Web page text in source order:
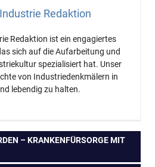
Redaktion
Redaktion ist ein engagiertes
sich auf die Aufarbeitung und
spezialisiert hat. Unser
von Industriedenkmälern in
lebendig zu halten.
– KRANKENFÜRSORGE MIT